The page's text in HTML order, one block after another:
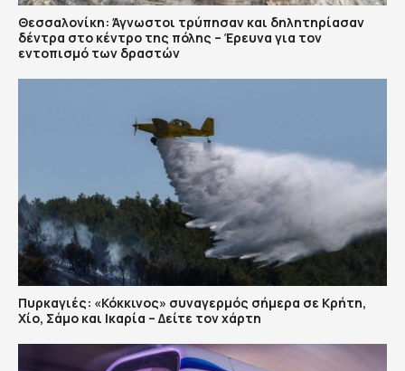
Θεσσαλονίκη: Άγνωστοι τρύπησαν και δηλητηρίασαν
δέντρα στο κέντρο της πόλης – Έρευνα για τον
εντοπισμό των δραστών
Πυρκαγιές: «Κόκκινος» συναγερμός σήμερα σε Κρήτη,
Χίο, Σάμο και Ικαρία – Δείτε τον χάρτη